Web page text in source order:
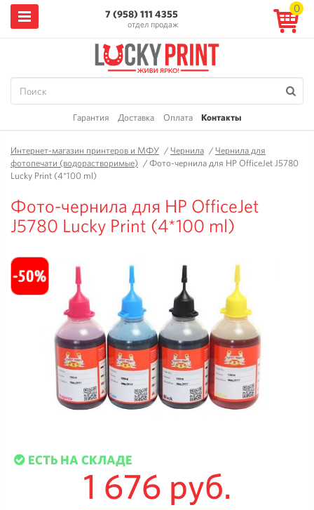
7 (958) 111 4355
отдел продаж
0
Гарантия Доставка Оплата Контакты
Интернет-магазин принтеров и МФУ /Чернила /Чернила для
фотопечати (водорастворимые) /Фото-чернила для HP OfficeJet J5780
Lucky Print (4*100 ml)
Фото-чернила для HP OfficeJet
J5780 Lucky Print (4*100 ml)
ЕСТЬ НА СКЛАДЕ
1 676 руб.